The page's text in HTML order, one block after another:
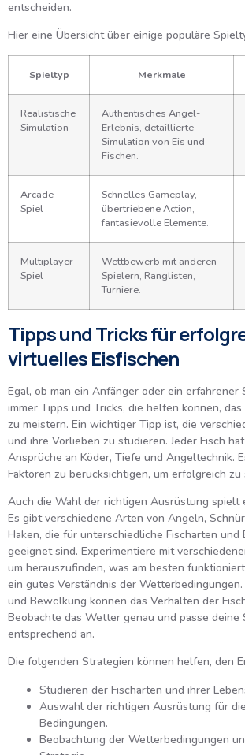
entscheiden.
Hier eine Übersicht über einige populäre
Spieltyp Merkmale
Realistische
Simulation
Authentisches Angel-
Erlebnis, detaillierte
Simulation von Eis und
Fischen.
Arcade-
Spiel
Schnelles Gameplay,
übertriebene Action,
fantasievolle Elemente.
Multiplayer-
Spiel
Wettbewerb mit anderen
Spielern, Ranglisten,
Turniere.
Tipps und Tricks für
virtuelles Eisfischen
Egal, ob man ein Anfänger oder ein erfahrener
immer Tipps und Tricks, die helfen können,
zu meistern. Ein wichtiger Tipp ist, die
und ihre Vorlieben zu studieren. Jeder Fisch
Ansprüche an Köder, Tiefe und Angeltechnik.
Faktoren zu berücksichtigen, um erfolgreich zu
Auch die Wahl der richtigen Ausrüstung spielt
Es gibt verschiedene Arten von Angeln,
Haken, die für unterschiedliche Fischarten und
geeignet sind. Experimentiere mit
um herauszufinden, was am besten
ein gutes Verständnis der
und Bewölkung können das Verhalten der
Beobachte das Wetter genau und passe deine
entsprechend an.
Die folgenden Strategien können helfen, den
Studieren der Fischarten und ihrer
Auswahl der richtigen Ausrüstung für
Bedingungen.
Beobachtung der Wetterbedingungen